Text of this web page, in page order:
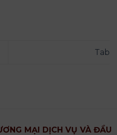
Tab
MẠI DỊCH VỤ VÀ ĐẦU